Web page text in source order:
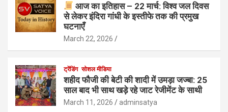
आज का इतिहास – 22 मार्च: विश्व जल दिवस
से लेकर इंदिरा गांधी के इस्तीफे तक की प्रमुख
घटनाएँ
March 22, 2026
ट्रेंडिंग सोशल मीडिया
शहीद फौजी की बेटी की शादी में उमड़ा जज्बा: 25
साल बाद भी साथ खड़े रहे जाट रेजीमेंट के साथी
March 11, 2026 adminsatya